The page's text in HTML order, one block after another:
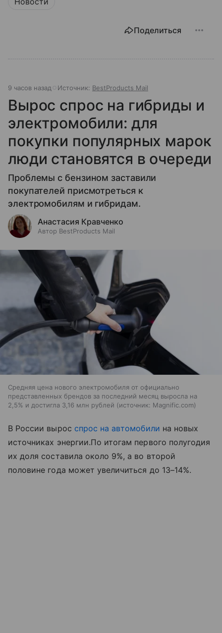
Поделиться
9 часов назад Источник: BestProducts Mail
Вырос спрос на гибриды и
электромобили: для
покупки популярных марок
люди становятся в очереди
Проблемы с бензином заставили
покупателей присмотреться к
электромобилям и гибридам.
Анастасия Кравченко
Автор BestProducts Mail
Средняя цена нового электромобиля от официально
представленных брендов за последний месяц выросла на
2,5% и достигла 3,16 млн рублей
источник: Magnific.com
В России вырос спрос на автомобили на новых
источниках энергии.По итогам первого полугодия
их доля составила около 9%, а во второй
половине года может увеличиться до 13–14%.